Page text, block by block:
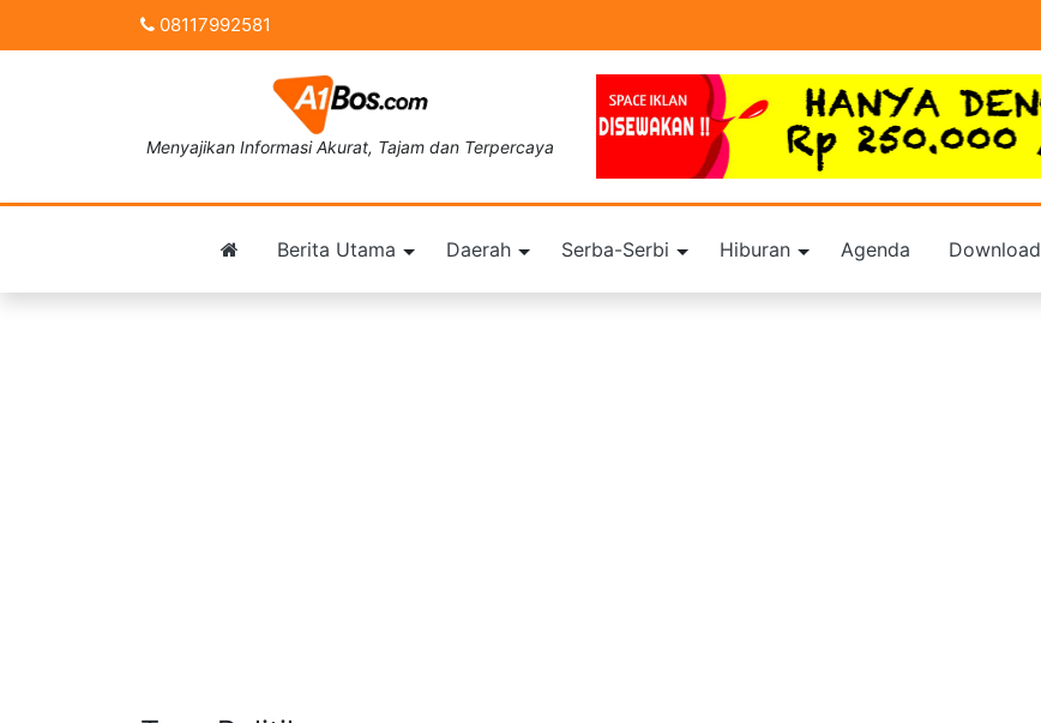
08117992581
Menyajikan Informasi Akurat, Tajam dan Terpercaya
Berita Utama Daerah Serba-Serbi Hiburan Agenda Download